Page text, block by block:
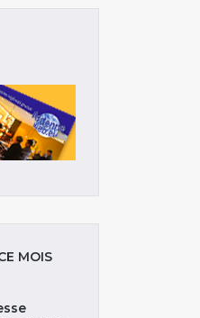
MOIS